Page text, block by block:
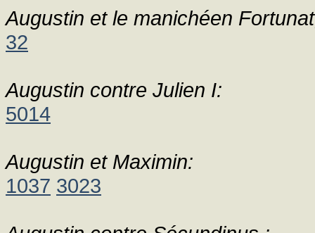
Augustin et le manichéen
32
Augustin contre Julien I:
5014
Augustin et Maximin:
1037 3023